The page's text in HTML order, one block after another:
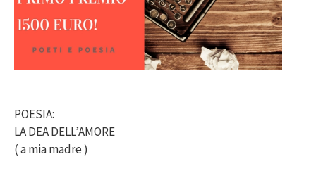
POESIA:
LA DEA DELL’AMORE
( a mia madre )